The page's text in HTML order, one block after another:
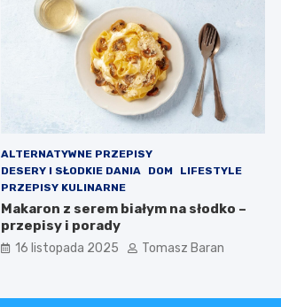
ALTERNATYWNE PRZEPISY
DESERY I SŁODKIE DANIA
DOM
LIFESTYLE
PRZEPISY KULINARNE
Makaron z serem białym na słodko –
przepisy i porady
16 listopada 2025 Tomasz Baran